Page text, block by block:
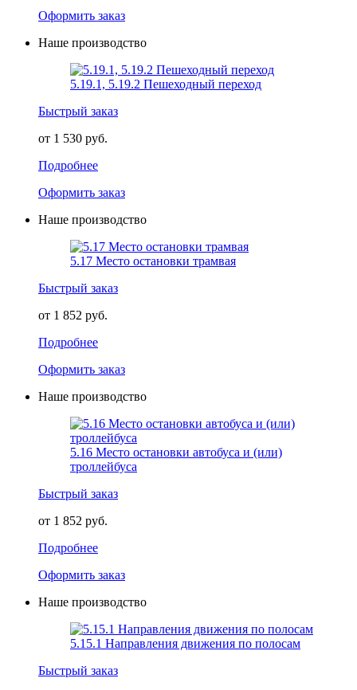
Оформить заказ
Наше производство
5.19.1, 5.19.2 Пешеходный переход
Быстрый заказ
от 1 530 руб.
Подробнее
Оформить заказ
Наше производство
5.17 Место остановки трамвая
Быстрый заказ
от 1 852 руб.
Подробнее
Оформить заказ
Наше производство
5.16 Место остановки автобуса и (или)
троллейбуса
Быстрый заказ
от 1 852 руб.
Подробнее
Оформить заказ
Наше производство
5.15.1 Направления движения по полосам
Быстрый заказ